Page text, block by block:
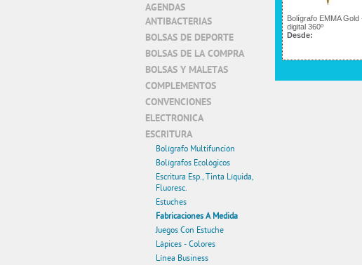
Bolígrafo EMMA Gold
digital 360º
Desde:
AGENDAS
ANTIBACTERIAS
BOLSAS DE DEPORTE
BOLSAS DE LA COMPRA
BOLSAS Y MALETAS
COMPLEMENTOS
CONVENCIONES
ELECTRONICA
ESCRITURA
Bolígrafo Multifunción
Bolígrafos Ecológicos
Escritura Esp., Tinta Líquida,
Fluoresc.
Estuches
Fabricaciones A Medida
Juegos Con Estuche
Lápices - Colores
Línea Business